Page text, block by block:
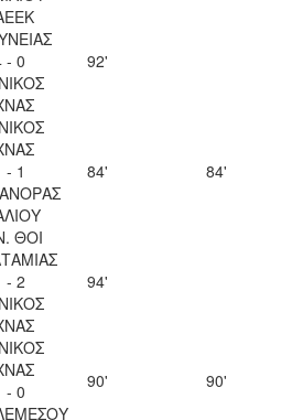
- 0
92'
- 1
84' 84'
ΘΟΙ
- 2
94'
- 0
90' 90'